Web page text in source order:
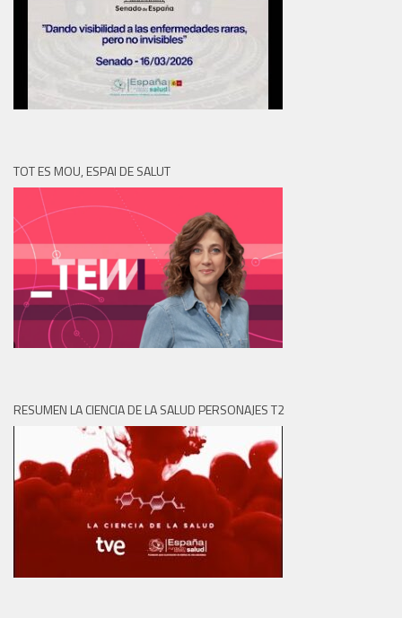
TOT ES MOU, ESPAI DE SALUT
RESUMEN LA CIENCIA DE LA SALUD PERSONAJES T2